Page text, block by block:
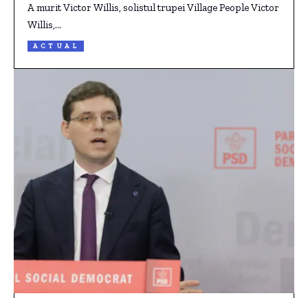
A murit Victor Willis, solistul trupei Village People Victor
Willis,…
ACTUAL